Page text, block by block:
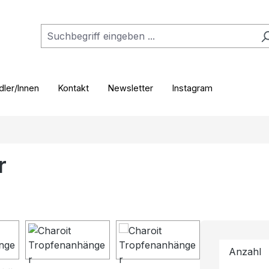
Innen Kontakt Newsletter Instagram
Anzahl